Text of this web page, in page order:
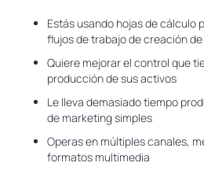
Estás usando hojas de cálculo
flujos de trabajo de creación
Quiere mejorar el control que
producción de sus activos
Le lleva demasiado tiempo
de marketing simples
Operas en múltiples canales,
formatos multimedia